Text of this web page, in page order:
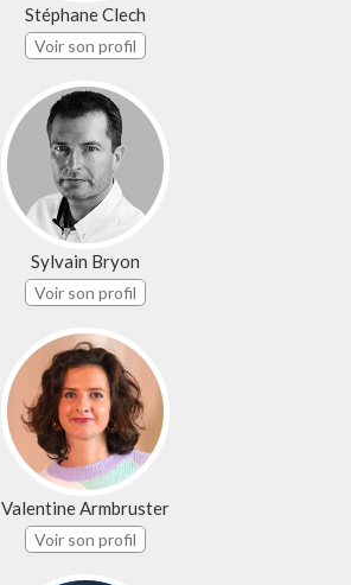
Stéphane Clech
Voir son profil
Sylvain Bryon
Voir son profil
Valentine Armbruster
Voir son profil